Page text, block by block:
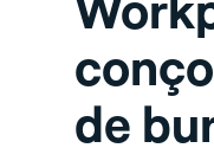
de